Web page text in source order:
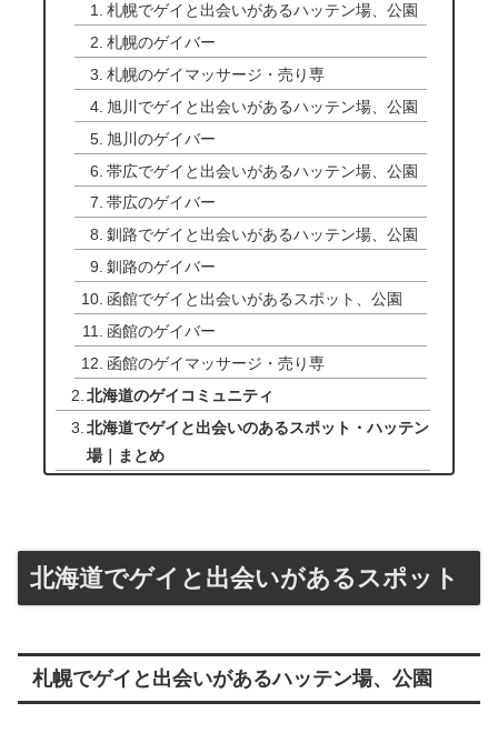
札幌でゲイと出会いがあるハッテン場、公園
札幌のゲイバー
札幌のゲイマッサージ・売り専
旭川でゲイと出会いがあるハッテン場、公園
旭川のゲイバー
帯広でゲイと出会いがあるハッテン場、公園
帯広のゲイバー
釧路でゲイと出会いがあるハッテン場、公園
釧路のゲイバー
函館でゲイと出会いがあるスポット、公園
函館のゲイバー
函館のゲイマッサージ・売り専
北海道のゲイコミュニティ
北海道でゲイと出会いのあるスポット・ハッテン
場｜まとめ
北海道でゲイと出会いがあるスポット
札幌でゲイと出会いがあるハッテン場、公園